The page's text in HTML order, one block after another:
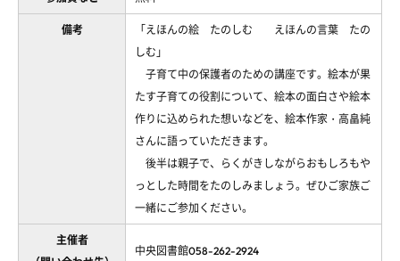
備考
「えほんの絵 たのしむ えほんの言葉 たの
しむ」
子育て中の保護者のための講座です。絵本が果
たす子育ての役割について、絵本の面白さや絵本
作りに込められた想いなどを、絵本作家・高畠純
さんに語っていただきます。
後半は親子で、らくがきしながらおもしろもや
っとした時間をたのしみましょう。ぜひご家族ご
一緒にご参加ください。
主催者
中央図書館058-262-2924